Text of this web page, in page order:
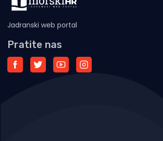
Jadranski web portal
Pratite nas